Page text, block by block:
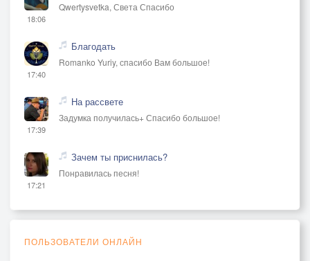
18:06
Qwertysvetka, Света Спасибо
17:40
Благодать
Romanko Yuriy, спасибо Вам большое!
17:39
На рассвете
Задумка получилась+ Спасибо большое!
17:21
Зачем ты приснилась?
Понравилась песня!
ПОЛЬЗОВАТЕЛИ ОНЛАЙН